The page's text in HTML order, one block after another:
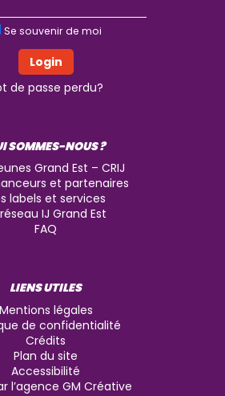
Se souvenir de moi
de passe perdu?
SOMMES-NOUS ?
Grand Est – CRIJ
et partenaires
labels et services
IJ Grand Est
FAQ
LIENS UTILES
Mentions légales
de confidentialité
Crédits
Plan du site
Accessibilité
l’agence GM Créative